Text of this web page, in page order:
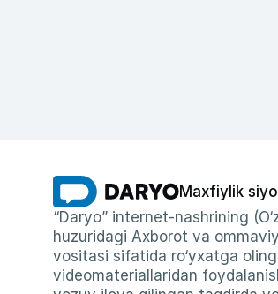
Maxfiylik
“Daryo” internet-nashrining
huzuridagi Axborot va
vositasi sifatida ro‘yxatga
videomateriallaridan